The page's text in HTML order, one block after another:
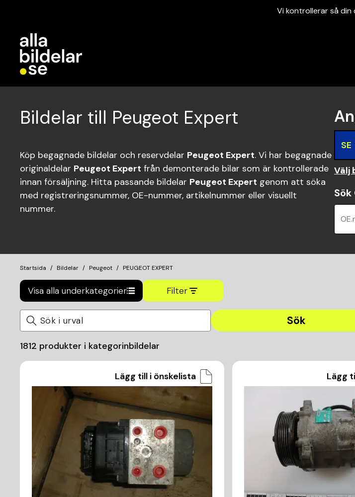
Vi kontrollerar så din
Bildelar till Peugeot Expert
Köp begagnade bildelar och reservdelar Peugeot Expert. Vi har begagnade
originaldelar Peugeot Expert från demonterade bilar som är kontrollerade
innan försäljning. Hitta passande bildelar Peugeot Expert genom att söka
med registreringsnummer, OE-nummer, artikelnummer eller visuellt
nummer.
SE
Välj
Startsida Bildelar Peugeot PEUGEOT EXPERT
Visa alla underkategorier Filter
Sök
1812 produkter i kategorinbildelar
Lägg till i önskelista Lägg